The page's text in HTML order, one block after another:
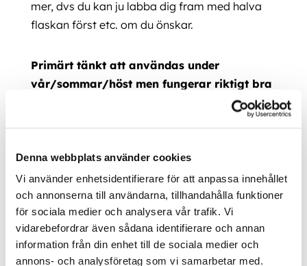
Denna webbplats använder cookies
Vi använder enhetsidentifierare för att anpassa innehållet
och annonserna till användarna, tillhandahålla funktioner
för sociala medier och analysera vår trafik. Vi
vidarebefordrar även sådana identifierare och annan
information från din enhet till de sociala medier och
annons- och analysföretag som vi samarbetar med.
mer, dvs du kan ju labba dig fram med halva
flaskan först etc. om du önskar.
Primärt tänkt att användas under
vår/sommar/höst men fungerar riktigt bra